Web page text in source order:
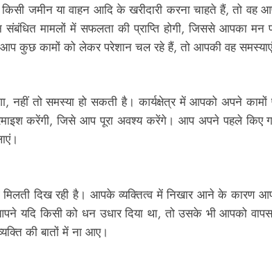
जमीन या वाहन आदि के खरीदारी करना चाहते हैं, तो वह
मामलों में सफलता की प्राप्ति होगी, जिससे आपका मन
आप कुछ कामों को लेकर परेशान चल रहे हैं, तो आपकी वह समस्याएं
तो समस्या हो सकती है। कार्यक्षेत्र में आपको अपने
करेंगी, जिसे आप पूरा अवश्य करेंगे। आप अपने पहले किए
दिख रही है। आपके व्यक्तित्व में निखार आने के कारण
यदि किसी को धन उधार दिया था, तो उसके भी आपको
की बातों में ना आए।